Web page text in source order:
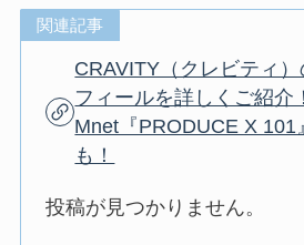
関連記事
CRAVITY（クレビティ
フィールを詳しくご紹介！
Mnet『PRODUCE X 101
も！
投稿が見つかりません。